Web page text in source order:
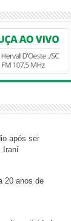
após ser
Irani
20 anos de